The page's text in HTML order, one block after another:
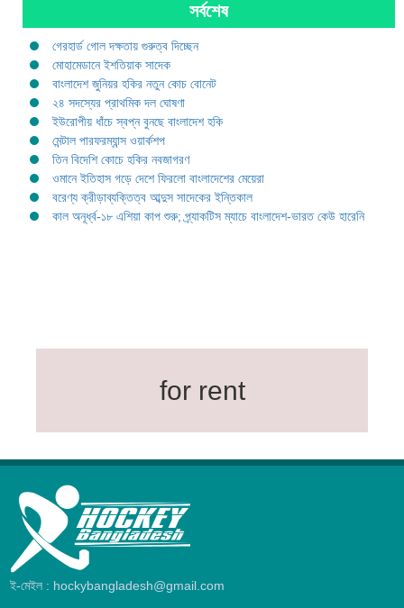
সর্বশেষ
গেরহার্ড গোল দক্ষতায় গুরুত্ব দিচ্ছেন
মোহামেডানে ইশতিয়াক সাদেক
বাংলাদেশ জুনিয়র হকির নতুন কোচ বোনেট
২৪ সদস্যের প্রাথমিক দল ঘোষণা
ইউরোপীয় ধাঁচে স্বপ্ন বুনছে বাংলাদেশ হকি
মেন্টাল পারফরম্যান্স ওয়ার্কশপ
তিন বিদেশি কোচে হকির নবজাগরণ
ওমানে ইতিহাস গড়ে দেশে ফিরলো বাংলাদেশের মেয়েরা
বরেণ্য ক্রীড়াব্যক্তিত্ব আব্দুস সাদেকের ইন্তিকাল
কাল অনূর্ধ্ব-১৮ এশিয়া কাপ শুরু; প্র্যাকটিস ম্যাচে বাংলাদেশ-ভারত কেউ হারেনি
for rent
ই-মেইল : hockybangladesh@gmail.com